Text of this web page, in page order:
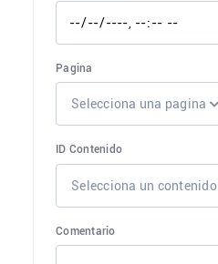
Pagina
Selecciona una pagina
ID Contenido
Selecciona un contenido
Comentario